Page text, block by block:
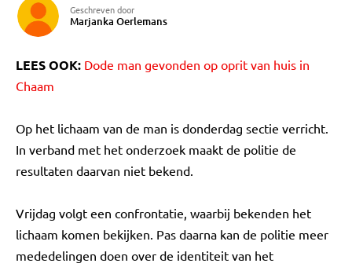
Geschreven door
Marjanka Oerlemans
LEES OOK: Dode man gevonden op oprit van huis in
Chaam
Op het lichaam van de man is donderdag sectie verricht.
In verband met het onderzoek maakt de politie de
resultaten daarvan niet bekend.
Vrijdag volgt een confrontatie, waarbij bekenden het
lichaam komen bekijken. Pas daarna kan de politie meer
mededelingen doen over de identiteit van het